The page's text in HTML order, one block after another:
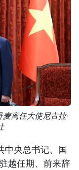
离任大使尼古拉·
央总书记、国
越任期、前来辞